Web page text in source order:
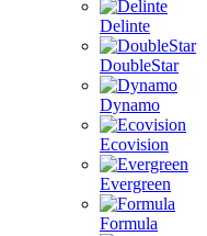
Delinte
DoubleStar
Dynamo
Ecovision
Evergreen
Formula